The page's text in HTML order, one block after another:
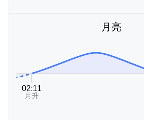
月亮